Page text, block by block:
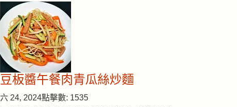
豆板醬午餐肉青瓜絲炒麵
六 24, 2024點擊數: 1535